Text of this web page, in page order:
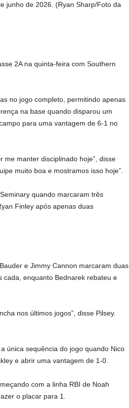
junho de 2026. (Ryan Sharp/Foto da
2A na quinta-feira com Southern
no jogo completo, permitindo apenas
na base quando disparou um
para uma vantagem de 6-1 no
me manter disciplinado hoje”, disse
muito boa e mostramos isso hoje”.
quando marcaram três
Finley após apenas duas
e Jimmy Cannon marcaram duas
cada, enquanto Bednarek rebateu e
nos últimos jogos”, disse Pilsey.
única sequência do jogo quando Nico
e abrir uma vantagem de 1-0.
com a linha RBI de Noah
o placar para 1.